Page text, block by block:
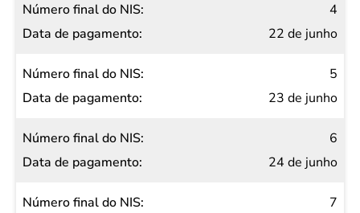
4
22 de junho
5
23 de junho
6
24 de junho
7